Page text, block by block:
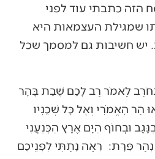
הזה כתבתי עוד לפני
שמגילת העצמאות היא
יש חשיבות גם למסמך שכל
בְּחֹרֵב לֵאמֹר רַב לָכֶם שֶׁבֶת בָּהָר
הַר הָאֱמֹרִי וְאֶל כָּל שְׁכֵנָיו
וּבְחוֹף הַיָּם אֶרֶץ הַכְּנַעֲנִי
נְהַר פְּרָת: רְאֵה נָתַתִּי לִפְנֵיכֶם